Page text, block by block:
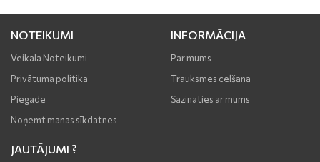
NOTEIKUMI
Veikala Noteikumi
Privātuma politika
Piegāde
Noņemt manas sīkdatnes
INFORMĀCIJA
Par mums
Trauksmes celšana
Sazināties ar mums
JAUTĀJUMI ?